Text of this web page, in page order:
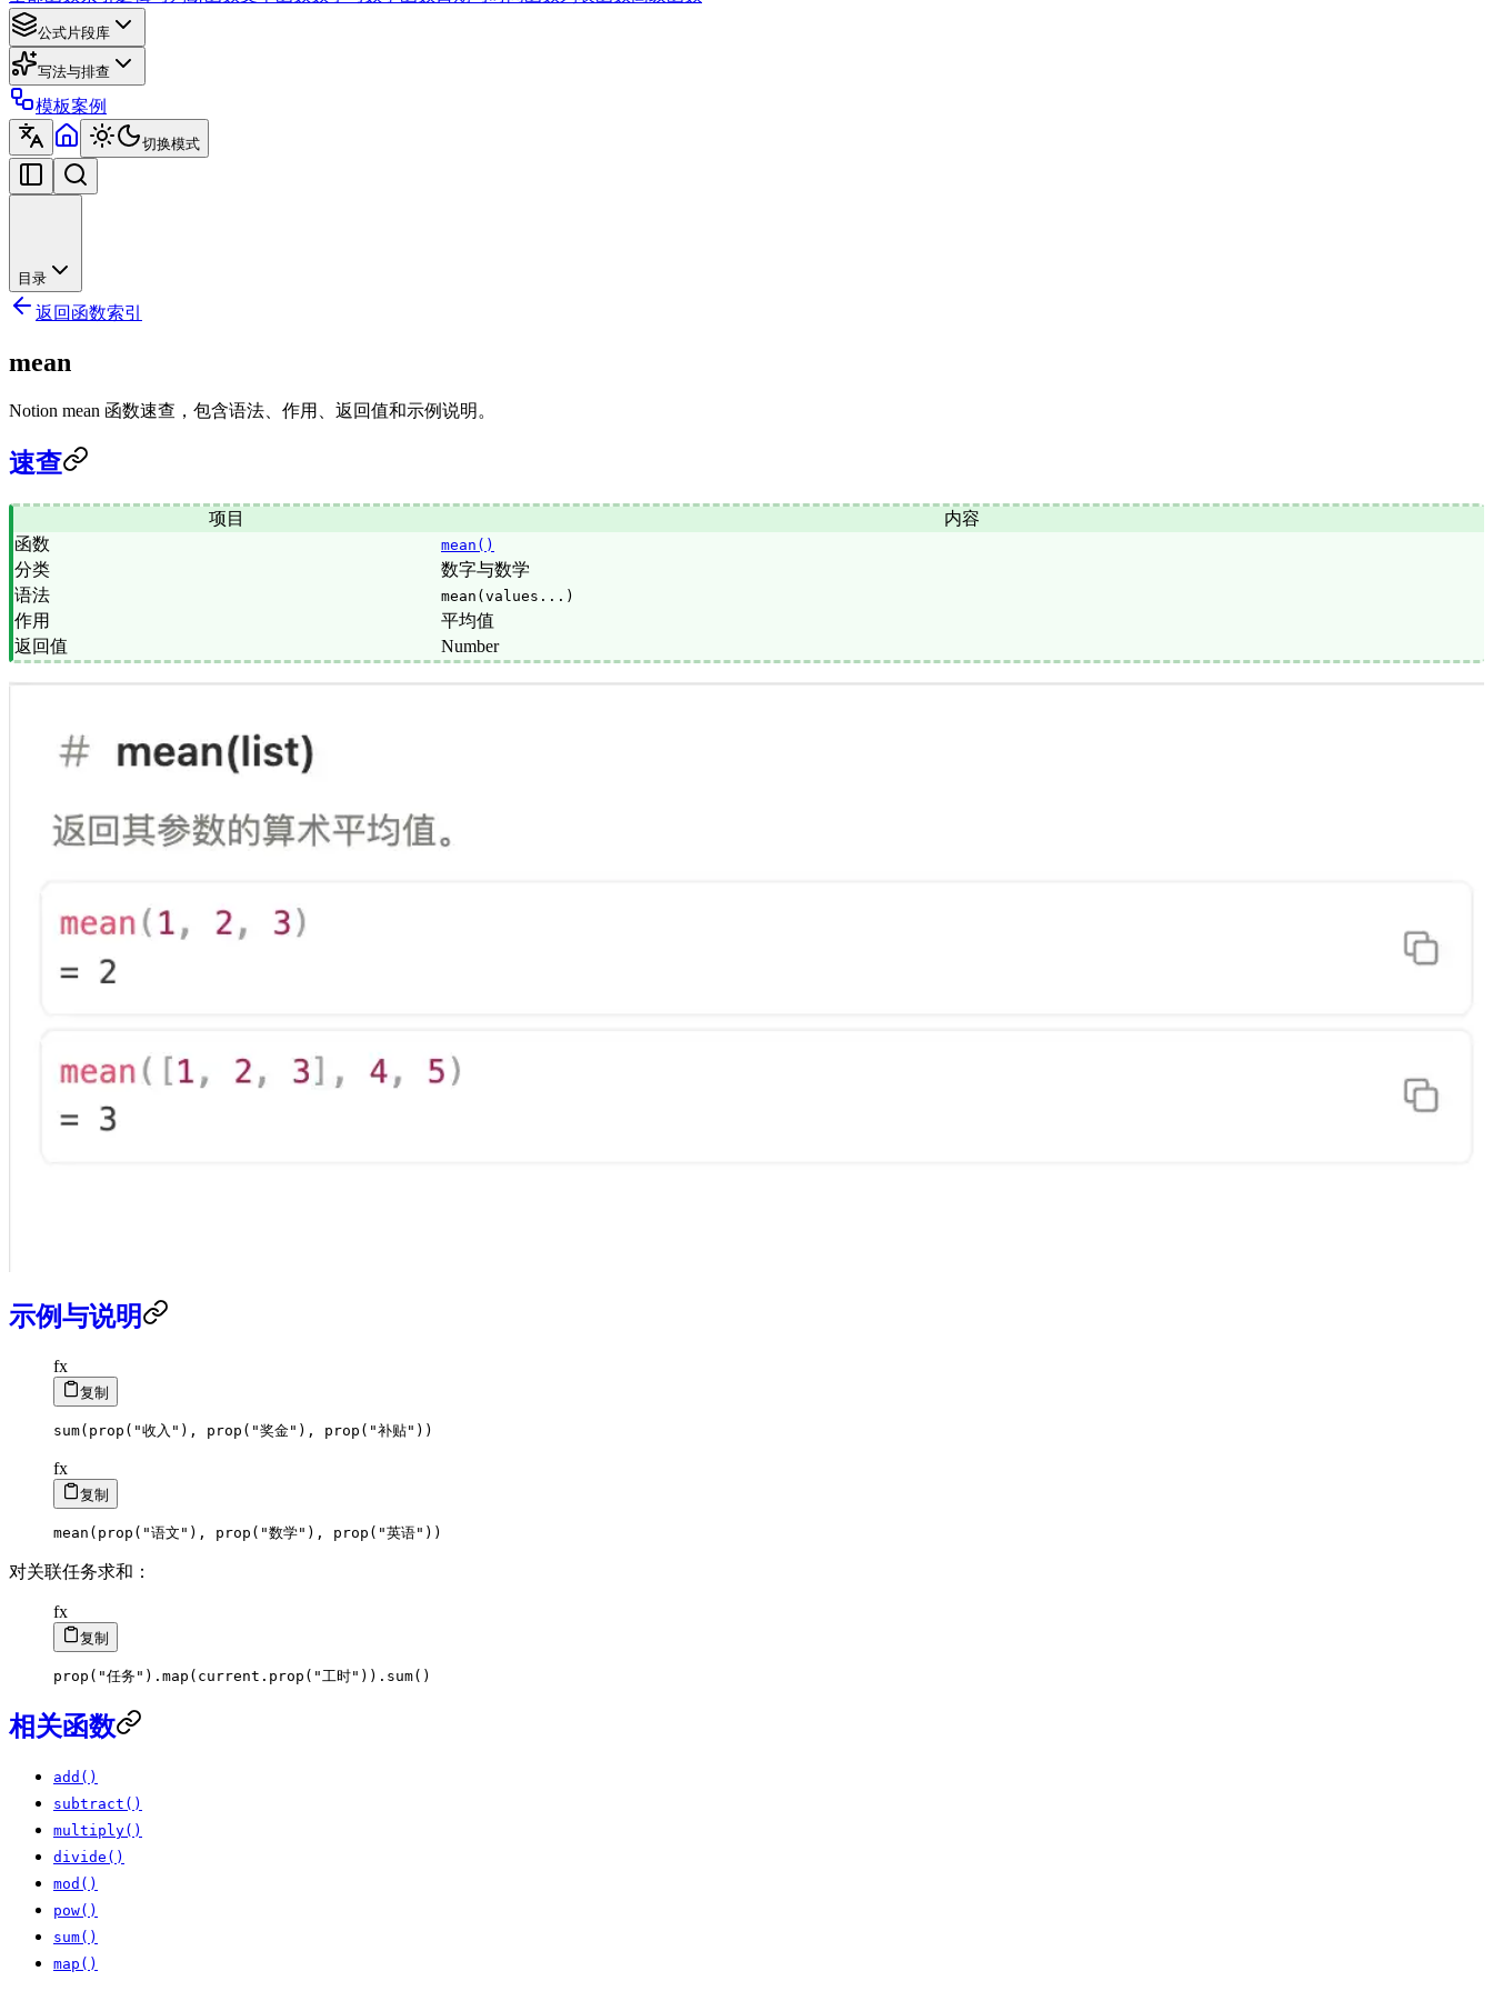
公式片段库
写法与排查
模板案例
切换模式
目录
返回函数索引
mean
Notion mean 函数速查，包含语法、作用、返回值和示例说明。
速查
项目
内容
函数
mean()
分类
数字与数学
语法
mean(values...)
作用
平均值
返回值
Number
示例与说明
fx
复制
sum( prop ( "收入" ) , prop ( "奖金" ) , prop ( "补贴" ) )
fx
复制
mean ( prop ( "语文" ) , prop ( "数学" ) , prop ( "英语" ) )
对关联任务求和：
fx
复制
prop ( "任务" ) . map ( current . prop ( "工时" ) ) . sum( )
相关函数
add()
subtract()
multiply()
divide()
mod()
pow()
sum()
map()